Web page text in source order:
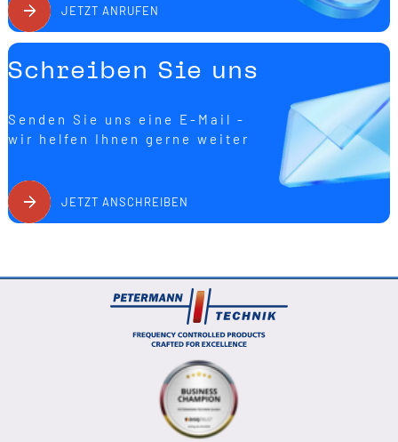
JETZT ANRUFEN
Schreiben Sie uns
Senden Sie uns eine E-Mail -
wir helfen Ihnen gerne weiter
JETZT ANSCHREIBEN